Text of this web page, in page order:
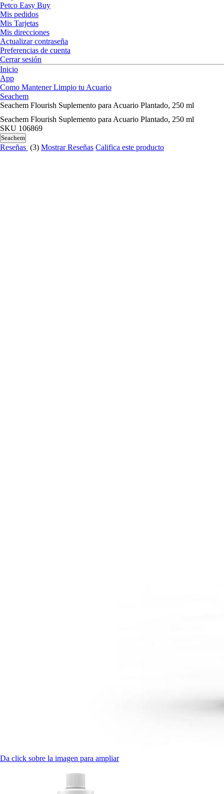
Petco Easy Buy
Mis pedidos
Mis Tarjetas
Mis direcciones
Actualizar contraseña
Preferencias de cuenta
Cerrar sesión
Inicio
App
Como Mantener Limpio tu Acuario
Seachem
Seachem Flourish Suplemento para Acuario Plantado, 250 ml
Seachem Flourish Suplemento para Acuario Plantado, 250 ml
SKU 106869
Seachem
Reseñas (3) Mostrar Reseñas Califica este producto
Da click sobre la imagen para ampliar